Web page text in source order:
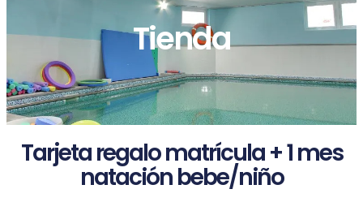
Tienda
Tarjeta regalo matrícula + 1 mes
natación bebe/niño